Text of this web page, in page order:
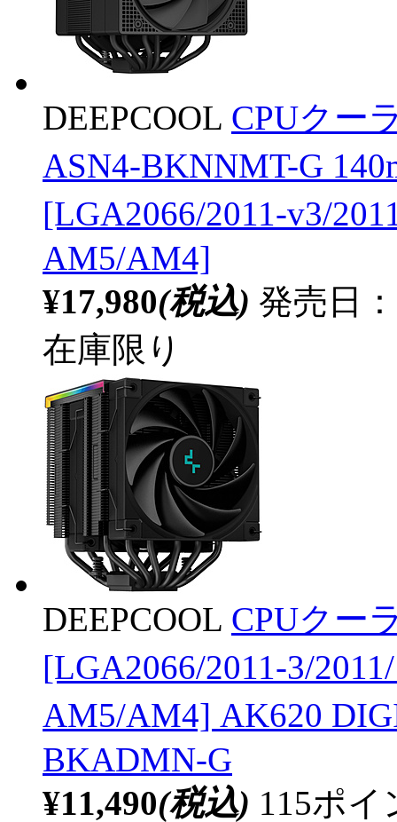
DEEPCOOL CPUクー
ASN4-BKNNMT-G
[LGA2066/2011-v3/
AM5/AM4]
¥17,980(税込) 発売日
在庫限り
DEEPCOOL CPUクー
[LGA2066/2011-3/
AM5/AM4] AK620
BKADMN-G
¥11,490(税込) 115ポ